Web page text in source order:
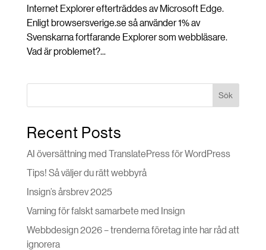
Internet Explorer efterträddes av Microsoft Edge.
Enligt browsersverige.se så använder 1% av
Svenskarna fortfarande Explorer som webbläsare.
Vad är problemet?...
Sök
Recent Posts
AI översättning med TranslatePress för WordPress
Tips! Så väljer du rätt webbyrå
Insign’s årsbrev 2025
Varning för falskt samarbete med Insign
Webbdesign 2026 – trenderna företag inte har råd att
ignorera